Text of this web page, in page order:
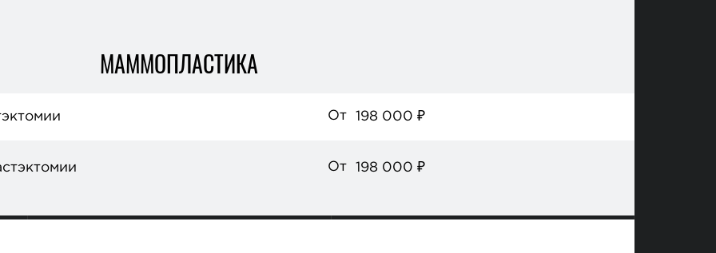
МАММОПЛАСТИКА
От 198 000 ₽
От 198 000 ₽